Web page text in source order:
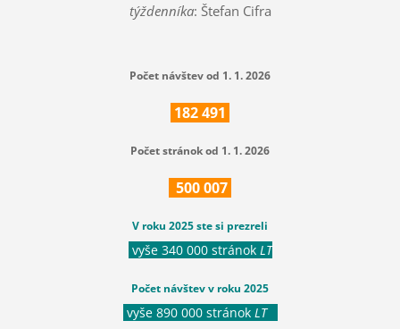
týždenníka: Štefan Cifra
Počet návštev od 1. 1. 2026
182491
Počet stránok od 1. 1. 2026
500007
V roku 2025 ste si prezreli
vyše 340 000 stránok LT
Počet návštev v roku 2025
vyše 890 000 stránok LT